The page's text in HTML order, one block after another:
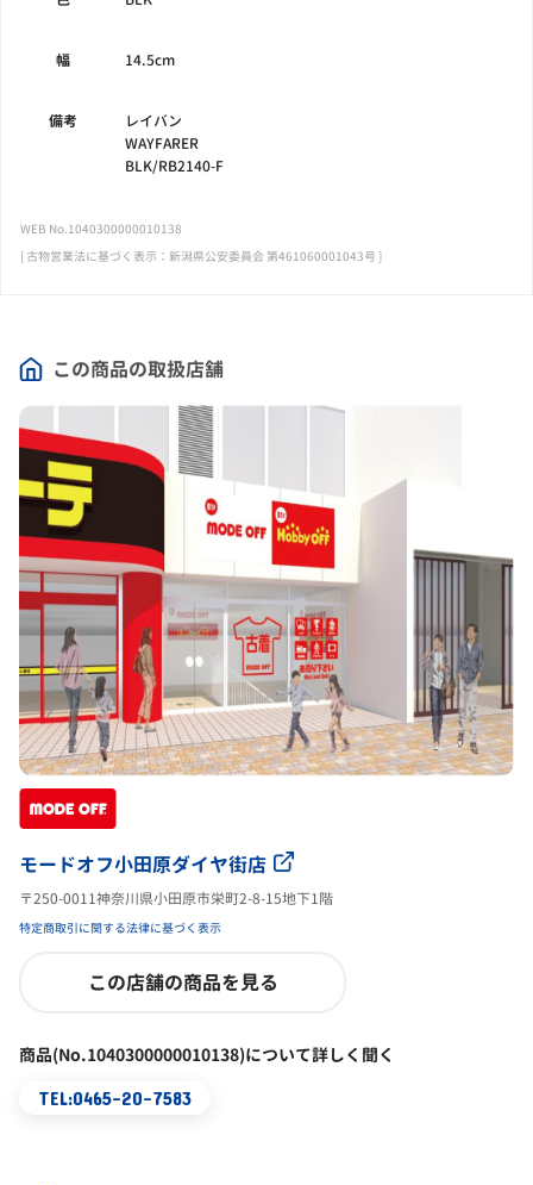
この商品の取扱店舗
モードオフ小田原ダイヤ街店
〒250-0011神奈川県小田原市栄町2-8-15地下1階
特定商取引に関する法律に基づく表示
この店舗の商品を見る
商品(No.1040300000010138)について詳しく聞く
TEL:0465-20-7583
幅 14.5cm
備考
レイバン
WAYFARER
BLK/RB2140-F
WEB No.1040300000010138
[ 古物営業法に基づく表示：新潟県公安委員会 第461060001043号 ]